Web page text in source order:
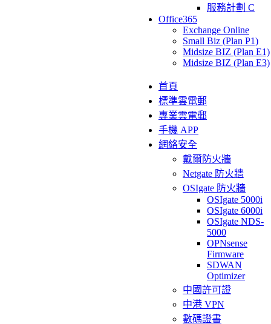
服務計劃 C
Office365
Exchange Online
Small Biz (Plan P1)
Midsize BIZ (Plan E1)
Midsize BIZ (Plan E3)
首頁
標準雲電郵
專業雲電郵
手機 APP
網絡安全
戴爾防火牆
Netgate 防火牆
OSIgate 防火牆
OSIgate 5000i
OSIgate 6000i
OSIgate NDS-
5000
OPNsense
Firmware
SDWAN
Optimizer
中國許可證
中港 VPN
數碼證書